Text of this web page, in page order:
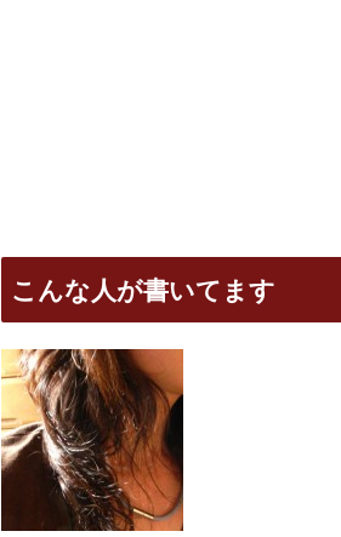
こんな人が書いてます